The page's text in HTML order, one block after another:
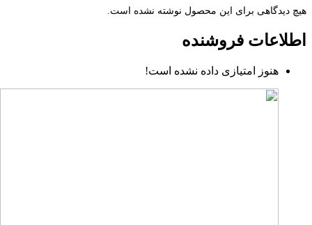
هیچ دیدگاهی برای این محصول نوشته نشده است.
اطلاعات فروشنده
هنوز امتیازی داده نشده است!